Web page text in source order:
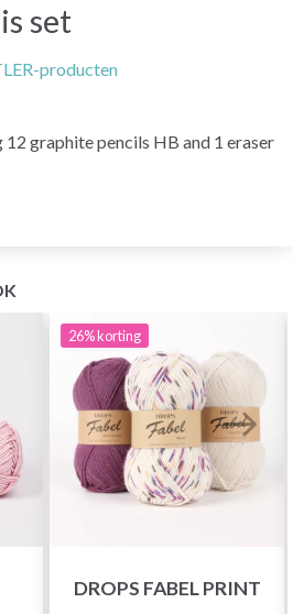
set
producten
graphite pencils HB and 1 eraser
26%korting
DROPS FABEL PRINT